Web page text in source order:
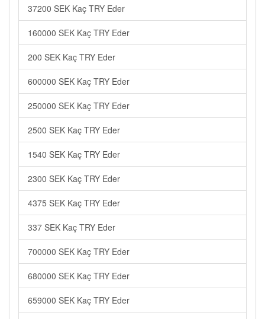
37200 SEK Kaç TRY Eder
160000 SEK Kaç TRY Eder
200 SEK Kaç TRY Eder
600000 SEK Kaç TRY Eder
250000 SEK Kaç TRY Eder
2500 SEK Kaç TRY Eder
1540 SEK Kaç TRY Eder
2300 SEK Kaç TRY Eder
4375 SEK Kaç TRY Eder
337 SEK Kaç TRY Eder
700000 SEK Kaç TRY Eder
680000 SEK Kaç TRY Eder
659000 SEK Kaç TRY Eder